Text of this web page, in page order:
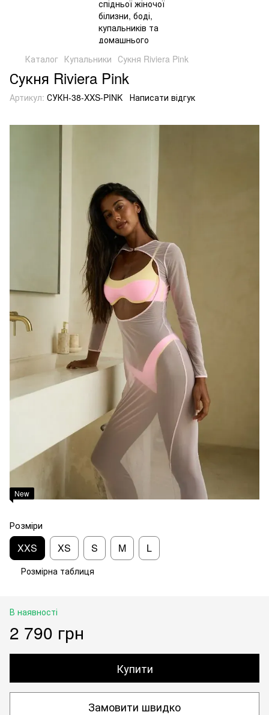
Каталог Купальники Сукня Riviera Pink
Сукня Riviera Pink
Артикул: СУКН-38-XXS-PINK Написати відгук
New
Розміри
XXS XS S M L
Розмірна таблиця
В наявності
2 790 грн
Купити
Замовити швидко